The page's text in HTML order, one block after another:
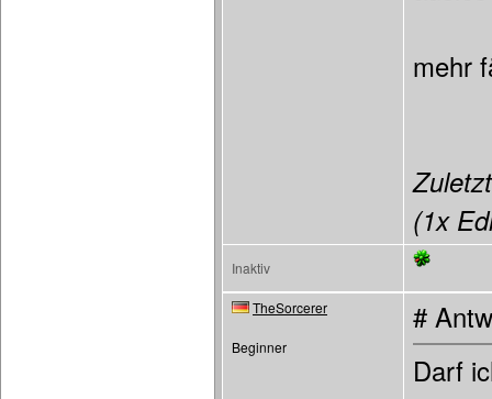
mehr
(1x
Inaktiv
TheSorcerer
Beginner
#
Darf